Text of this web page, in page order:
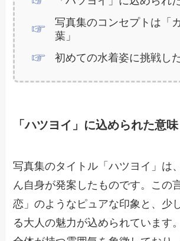
写真集のコンセプトは「
葉」
初めての水着姿に挑戦し
「ハツヨイ」に込められた意味
写真集のタイトル「ハツヨイ」は
ん自身が発案したものです。この
恋」のようなピュアな印象と、少
る大人の魅力が込められています